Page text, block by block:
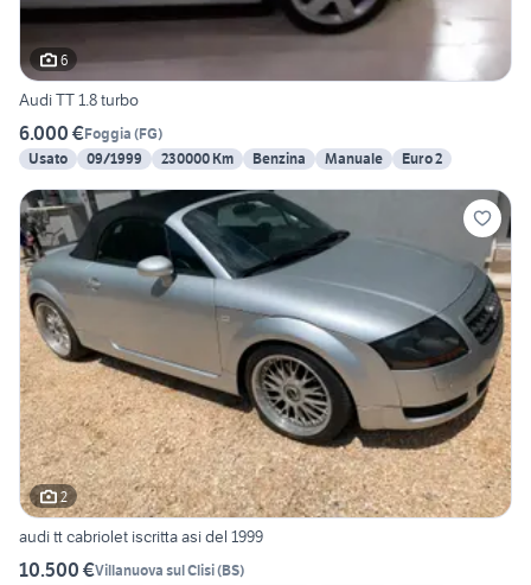
6
Audi TT 1.8 turbo
6.000 €Foggia (FG)
Usato
09/1999 230000 Km Benzina Manuale Euro 2
2
audi tt cabriolet iscritta asi del 1999
10.500 €Villanuova sul Clisi(BS)